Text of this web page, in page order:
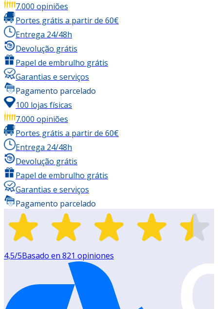
7.000 opiniões
Portes grátis a partir de 60€
Entrega 24/48h
Devolução grátis
Papel de embrulho grátis
Garantias e serviços
Pagamento parcelado
100 lojas físicas
7.000 opiniões
Portes grátis a partir de 60€
Entrega 24/48h
Devolução grátis
Papel de embrulho grátis
Garantias e serviços
Pagamento parcelado
4,5/5Basado en 821 opiniones